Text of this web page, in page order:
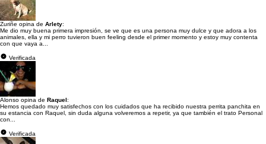
Zuriñe opina de Arlety:
Me dio muy buena primera impresión, se ve que es una persona muy dulce y que adora a los
animales, ella y mi perro tuvieron buen feeling desde el primer momento y estoy muy contenta
con que vaya a...
Verificada
Alonso opina de Raquel:
Hemos quedado muy satisfechos con los cuidados que ha recibido nuestra perrita panchita en
su estancia con Raquel, sin duda alguna volveremos a repetir, ya que también el trato Personal
con...
Verificada